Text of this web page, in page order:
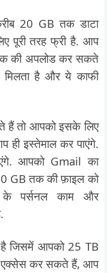
20 GB तक डाटा
पूरी तरह फ्री है. आप
की अपलोड कर सकते
है और ये काफी
हैं तो आपको इसके लिए
इस्तेमाल कर पाएंगे.
आपको Gmail का
GB तक की फ़ाइल को
के पर्सनल काम और
जिसमें आपको 25 TB
एक्सेस कर सकते हैं, आप